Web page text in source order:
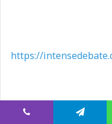
https://